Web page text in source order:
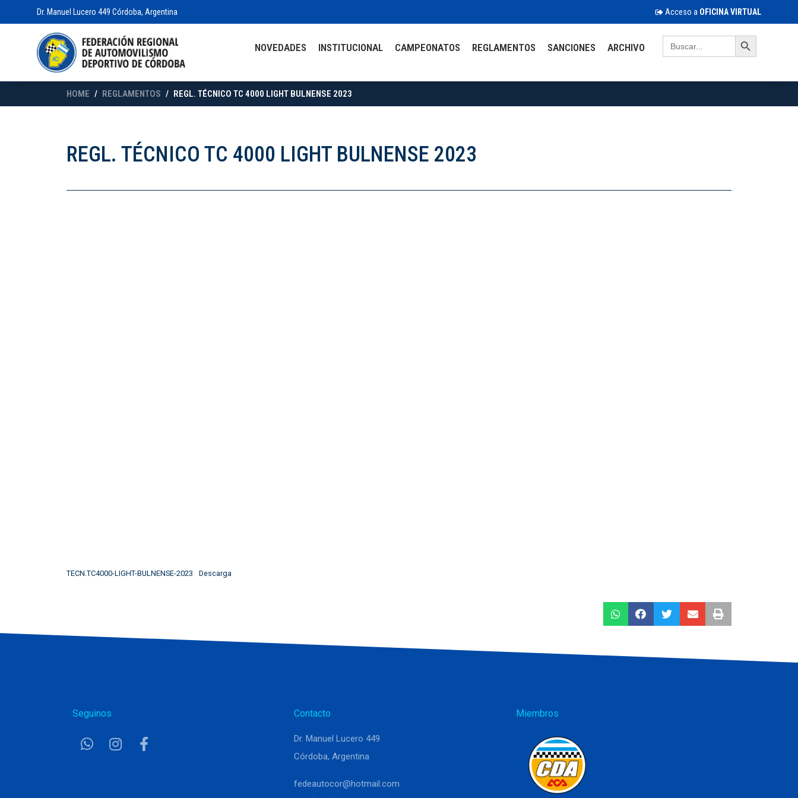
Dr. Manuel Lucero 449 Córdoba, Argentina Acceso a OFICINA VIRTUAL
NOVEDADES INSTITUCIONAL CAMPEONATOS REGLAMENTOS SANCIONES ARCHIVO
Search
for:
Search Button
HOME REGLAMENTOS REGL. TÉCNICO TC 4000 LIGHT BULNENSE 2023
REGL. TÉCNICO TC 4000 LIGHT BULNENSE 2023
TECN.TC4000-LIGHT-BULNENSE-2023 Descarga
Seguinos Contacto
Dr. Manuel Lucero 449
Córdoba, Argentina
fedeautocor@hotmail.com
Miembros